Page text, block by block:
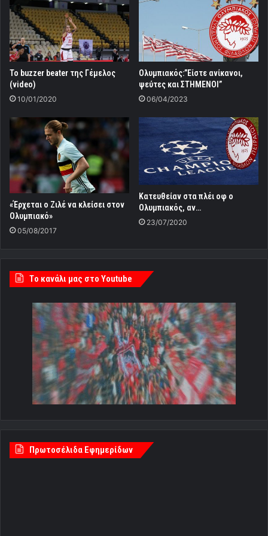
Το buzzer beater της Γέμελος
(video)
10/01/2020
Ολυμπιακός:”Είστε ανίκανοι,
ψεύτες και ΣΤΗΜΕΝΟΙ”
06/04/2023
«Έρχεται ο Ζιλέ να κλείσει στον
Ολυμπιακό»
05/08/2017
Κατευθείαν στα πλέι οφ ο
Ολυμπιακός, αν…
23/07/2020
Tο κανάλι μας στο Youtube
Πρωτοσέλιδα Εφημερίδων